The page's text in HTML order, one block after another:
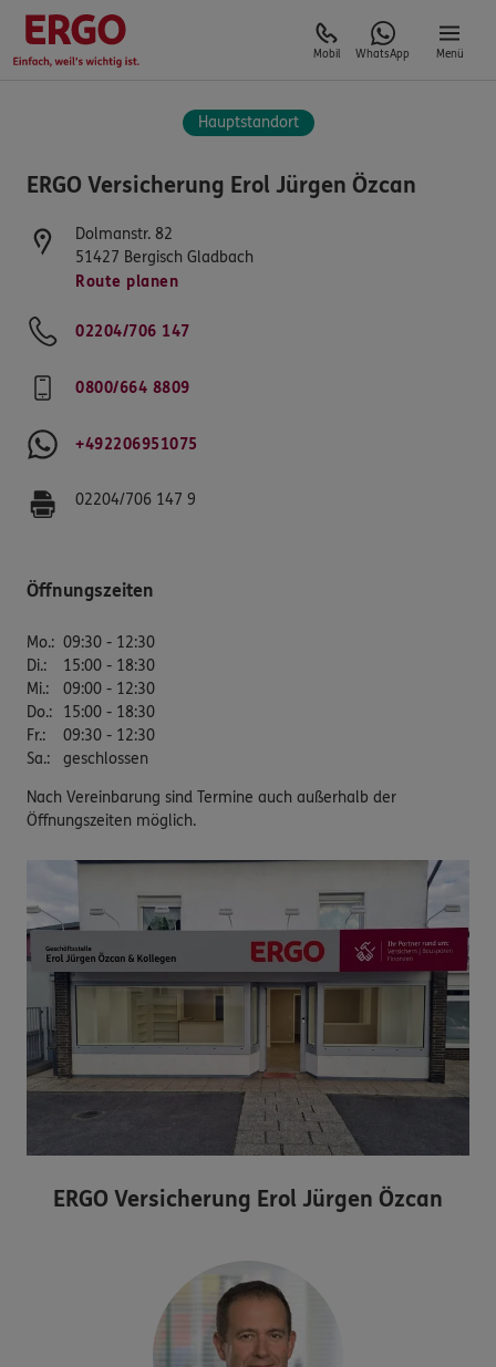
Mobil WhatsApp Menü
Hauptstandort
ERGO Versicherung Erol Jürgen Özcan
Dolmanstr. 82
51427 Bergisch Gladbach
Route planen
02204/706 147
0800/664 8809
+492206951075
02204/706 147 9
Öffnungszeiten
Mo.: 09:30 - 12:30
Di.:
15:00 - 18:30
Mi.:
09:00 - 12:30
Do.:
15:00 - 18:30
Fr.:
09:30 - 12:30
Sa.: geschlossen
Nach Vereinbarung sind Termine auch außerhalb der
Öffnungszeiten möglich.
ERGO Versicherung Erol Jürgen Özcan